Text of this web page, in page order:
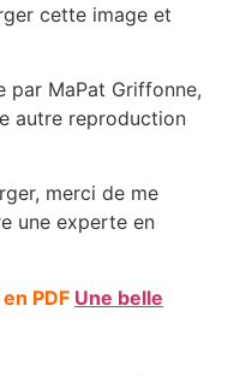
cette image et
MaPat Griffonne,
autre reproduction
merci de me
une experte en
PDF Une belle